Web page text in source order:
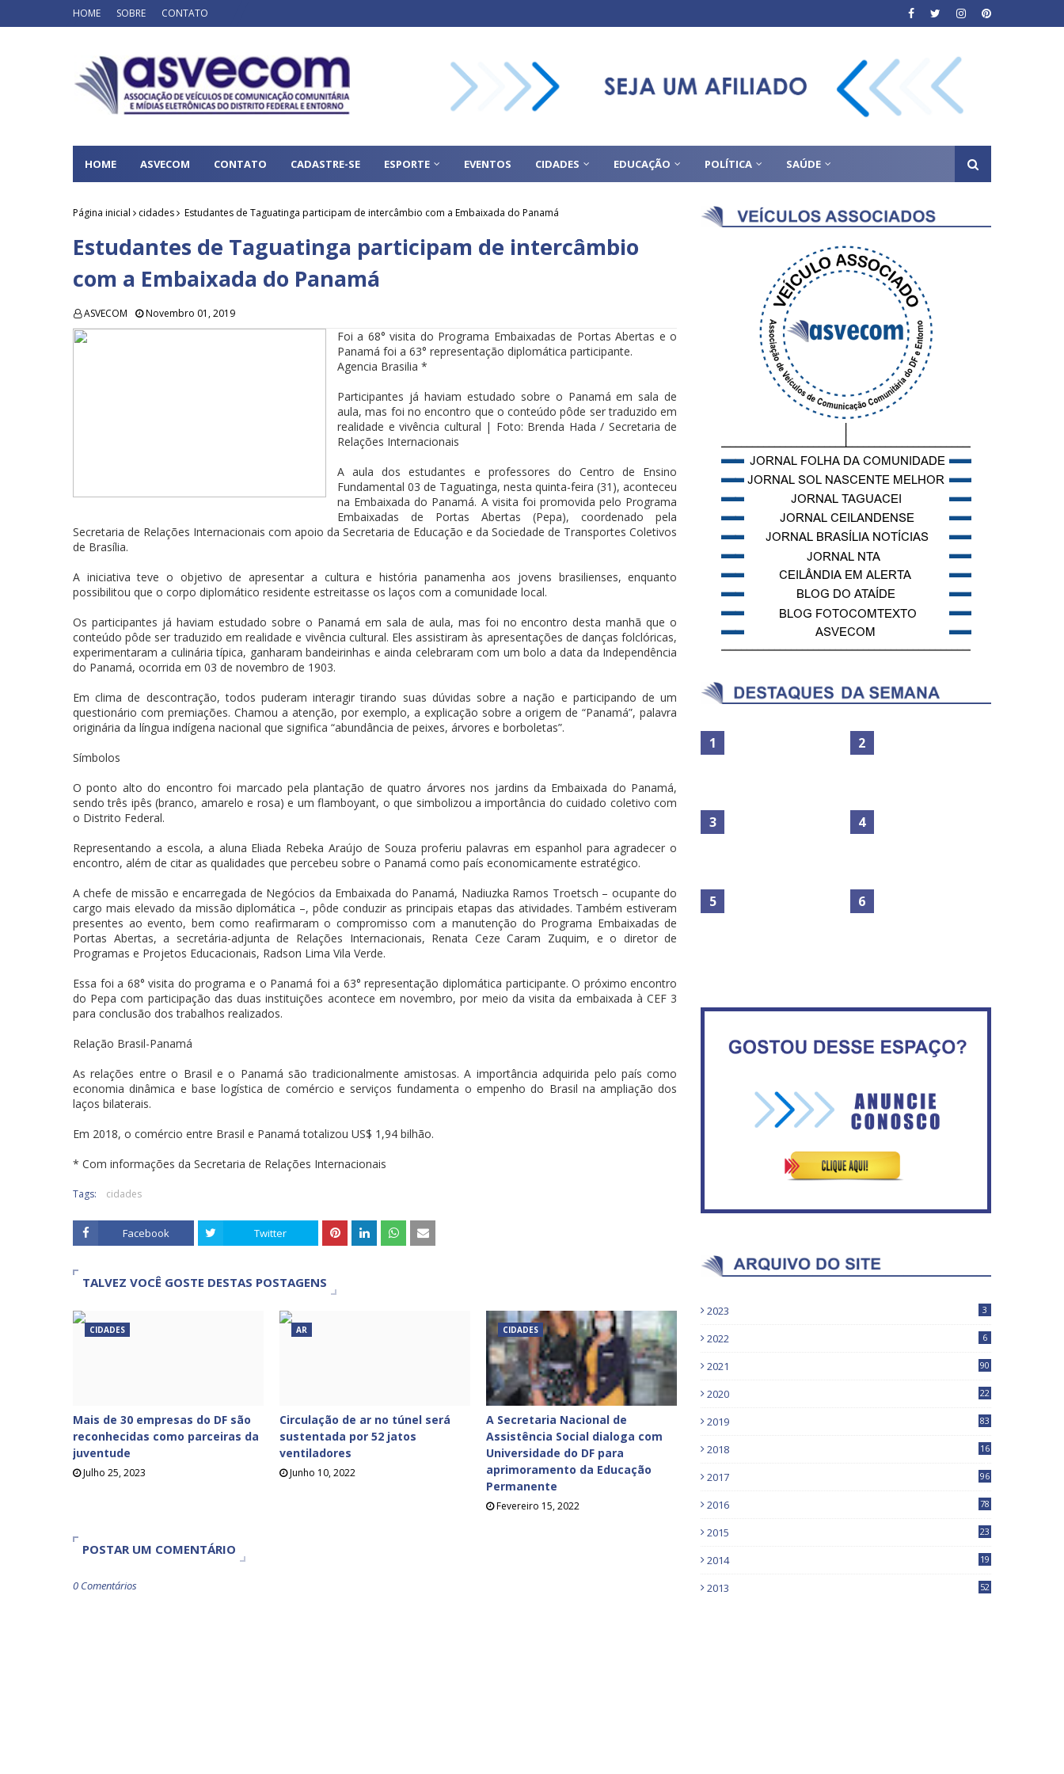
HOME SOBRE CONTATO
HOME ASVECOM CONTATO CADASTRE-SE ESPORTE EVENTOS CIDADES EDUCAÇÃO POLÍTICA SAÚDE
Página inicial cidades Estudantes de Taguatinga participam de intercâmbio com a Embaixada do Panamá
Estudantes de Taguatinga participam de intercâmbio
com a Embaixada do Panamá
ASVECOM Novembro 01, 2019
Foi a 68° visita do Programa Embaixadas de Portas Abertas e o
Panamá foi a 63° representação diplomática participante.
Agencia Brasilia *
Participantes já haviam estudado sobre o Panamá em sala de
aula, mas foi no encontro que o conteúdo pôde ser traduzido em
realidade e vivência cultural | Foto: Brenda Hada / Secretaria de
Relações Internacionais
A aula dos estudantes e professores do Centro de Ensino
Fundamental 03 de Taguatinga, nesta quinta-feira (31), aconteceu
na Embaixada do Panamá. A visita foi promovida pelo Programa
Embaixadas de Portas Abertas (Pepa), coordenado pela
Secretaria de Relações Internacionais com apoio da Secretaria de Educação e da Sociedade de Transportes Coletivos
de Brasília.
A iniciativa teve o objetivo de apresentar a cultura e história panamenha aos jovens brasilienses, enquanto
possibilitou que o corpo diplomático residente estreitasse os laços com a comunidade local.
Os participantes já haviam estudado sobre o Panamá em sala de aula, mas foi no encontro desta manhã que o
conteúdo pôde ser traduzido em realidade e vivência cultural. Eles assistiram às apresentações de danças folclóricas,
experimentaram a culinária típica, ganharam bandeirinhas e ainda celebraram com um bolo a data da Independência
do Panamá, ocorrida em 03 de novembro de 1903.
Em clima de descontração, todos puderam interagir tirando suas dúvidas sobre a nação e participando de um
questionário com premiações. Chamou a atenção, por exemplo, a explicação sobre a origem de “Panamá”, palavra
originária da língua indígena nacional que significa “abundância de peixes, árvores e borboletas”.
Símbolos
O ponto alto do encontro foi marcado pela plantação de quatro árvores nos jardins da Embaixada do Panamá,
sendo três ipês (branco, amarelo e rosa) e um flamboyant, o que simbolizou a importância do cuidado coletivo com
o Distrito Federal.
Representando a escola, a aluna Eliada Rebeka Araújo de Souza proferiu palavras em espanhol para agradecer o
encontro, além de citar as qualidades que percebeu sobre o Panamá como país economicamente estratégico.
A chefe de missão e encarregada de Negócios da Embaixada do Panamá, Nadiuzka Ramos Troetsch – ocupante do
cargo mais elevado da missão diplomática –, pôde conduzir as principais etapas das atividades. Também estiveram
presentes ao evento, bem como reafirmaram o compromisso com a manutenção do Programa Embaixadas de
Portas Abertas, a secretária-adjunta de Relações Internacionais, Renata Ceze Caram Zuquim, e o diretor de
Programas e Projetos Educacionais, Radson Lima Vila Verde.
Essa foi a 68° visita do programa e o Panamá foi a 63° representação diplomática participante. O próximo encontro
do Pepa com participação das duas instituições acontece em novembro, por meio da visita da embaixada à CEF 3
para conclusão dos trabalhos realizados.
Relação Brasil-Panamá
As relações entre o Brasil e o Panamá são tradicionalmente amistosas. A importância adquirida pelo país como
economia dinâmica e base logística de comércio e serviços fundamenta o empenho do Brasil na ampliação dos
laços bilaterais.
Em 2018, o comércio entre Brasil e Panamá totalizou US$ 1,94 bilhão.
* Com informações da Secretaria de Relações Internacionais
Tags: cidades
Facebook Twitter
TALVEZ VOCÊ GOSTE DESTAS POSTAGENS
CIDADES
Mais de 30 empresas do DF são
reconhecidas como parceiras da
juventude
Julho 25, 2023
AR
Circulação de ar no túnel será
sustentada por 52 jatos
ventiladores
Junho 10, 2022
CIDADES
A Secretaria Nacional de
Assistência Social dialoga com
Universidade do DF para
aprimoramento da Educação
Permanente
Fevereiro 15, 2022
POSTAR UM COMENTÁRIO
0 Comentários
No Brasil do golpe, 61,5 mi
IFB abre inscrições para mais
de 2,3 mil vagas
disse Bolsonaro sobre
Previdência
2023 3
2022 6
2021 90
2020
22
2019
83
2018
16
2017
96
2016
78
2015 23
2014 19
2013 52